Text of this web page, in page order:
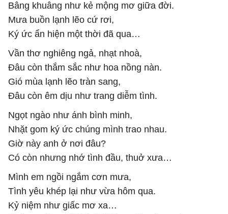
Bâng khuâng như kẻ mộng mơ giữa đời.
Mưa buồn lạnh lẽo cứ rơi,
Ký ức ẩn hiện một thời đã qua…
Vần thơ nghiêng ngả, nhạt nhoà,
Đâu còn thắm sắc như hoa nồng nàn.
Gió mùa lạnh lẽo tràn sang,
Đâu còn êm dịu như trang diễm tình.
Ngọt ngào như ánh bình minh,
Nhặt gom ký ức chúng mình trao nhau.
Giờ này anh ở nơi đâu?
Có còn nhưng nhớ tình đầu, thuở xưa…
Mình em ngồi ngắm cơn mưa,
Tình yêu khép lại như vừa hôm qua.
Kỷ niệm như giấc mơ xa…